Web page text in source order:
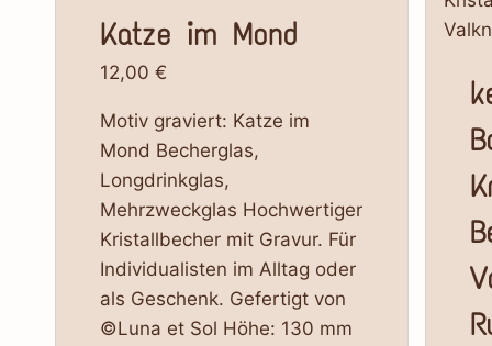
Katze im Mond
12,00 €
Motiv graviert: Katze im
Mond Becherglas,
Longdrinkglas,
Mehrzweckglas Hochwertiger
Kristallbecher mit Gravur. Für
Individualisten im Alltag oder
als Geschenk. Gefertigt von
©Luna et Sol Höhe: 130 mm